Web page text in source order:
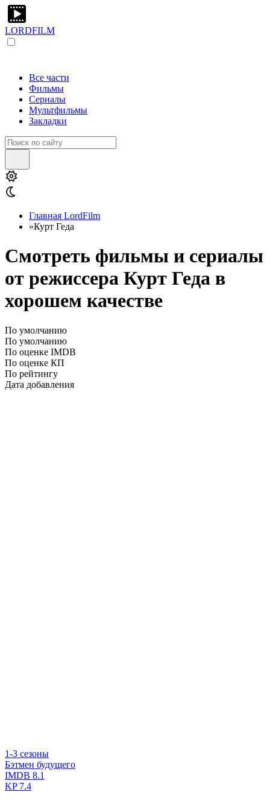
LORDFILM
Все части
Фильмы
Сериалы
Мультфильмы
Закладки
Главная LordFilm
»Курт Геда
Смотреть фильмы и сериалы
от режиссера Курт Геда в
хорошем качестве
По умолчанию
По умолчанию
По оценке IMDB
По оценке КП
По рейтингу
Дата добавления
1-3 сезоны
Бэтмен будущего
IMDB 8.1
KP7.4